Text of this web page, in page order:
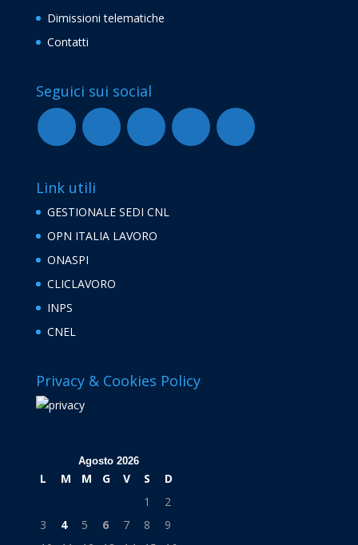
Dimissioni telematiche
Contatti
Seguici sui social
Link utili
GESTIONALE SEDI CNL
OPN ITALIA LAVORO
ONASPI
CLICLAVORO
INPS
CNEL
Privacy & Cookies Policy
Agosto 2026
L M M G V S
D
1
2
3
4 5 6 7 8
9